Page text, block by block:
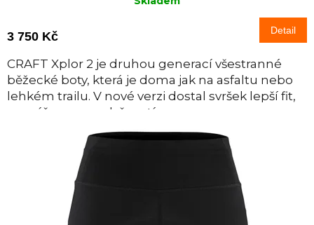
3 750 Kč Detail
CRAFT Xplor 2 je druhou generací všestranné
běžecké boty, která je doma jak na asfaltu nebo
lehkém trailu. V nové verzi dostal svršek lepší fit,
se zvýšenou prodyšností a...